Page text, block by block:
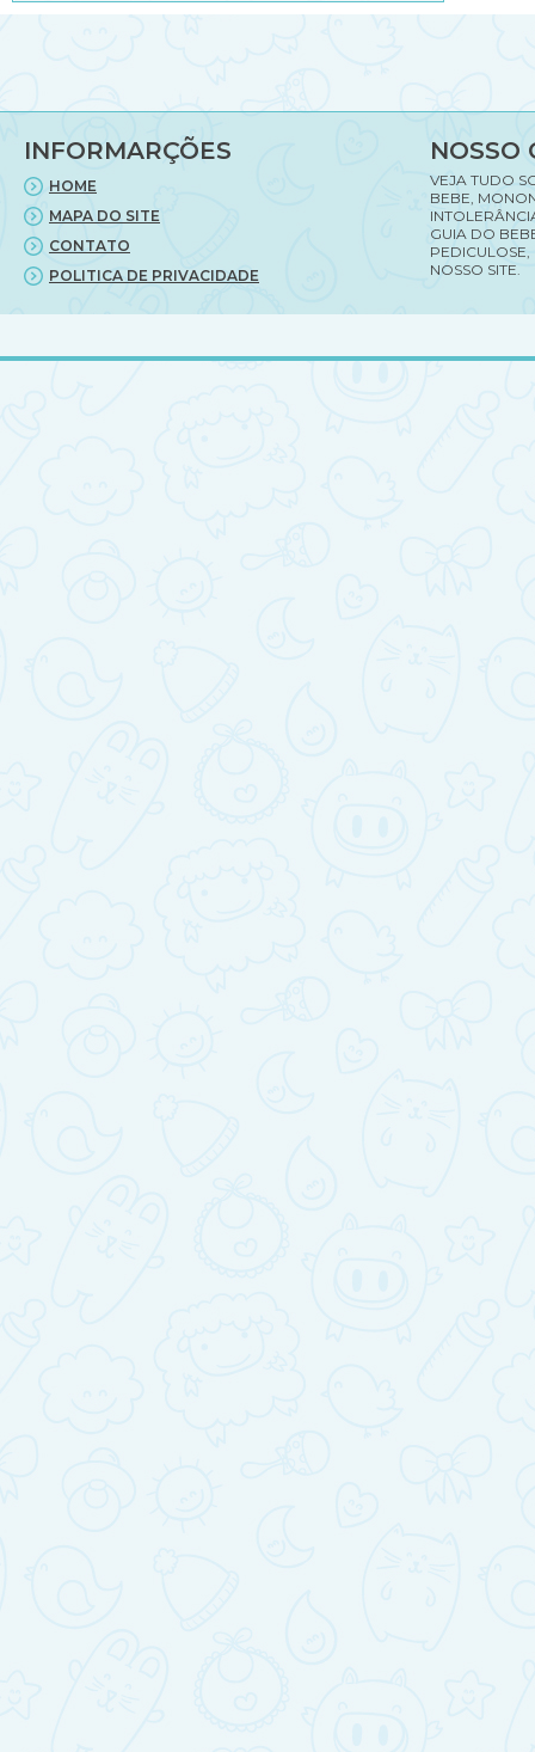
INFORMARÇÕES
HOME
MAPA DO SITE
CONTATO
POLITICA DE PRIVACIDADE
NOSSO
VEJA TUDO
BEBE,
GUIA DO
PEDICULOSE,
NOSSO SITE.